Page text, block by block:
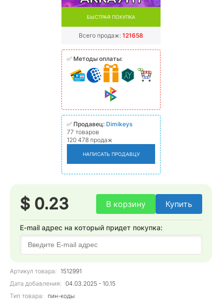
БЫСТРАЯ ПОКУПКА
Всего продаж: 121658
✅ Методы оплаты:
✅ Продавец: Dimikeys
77 товаров
120 478 продаж
НАПИСАТЬ ПРОДАВЦУ
$ 0.23 В корзину Купить
E-mail адрес на который придет покупка:
Артикул товара:
1512991
Дата добавления: 04.03.2025 - 10.15
Тип товара:
пин-коды